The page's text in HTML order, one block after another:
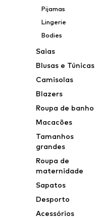
Pijamas
Lingerie
Bodies
Saias
Blusas e Túnicas
Camisolas
Blazers
Roupa de banho
Macacões
Tamanhos
grandes
Roupa de
maternidade
Sapatos
Desporto
Acessórios